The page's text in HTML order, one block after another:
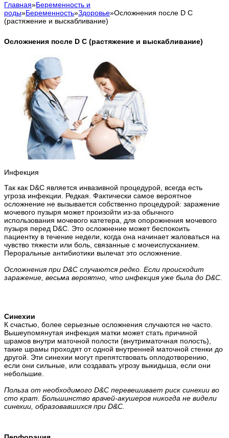
Главная»Беременность и
роды»Беременность»Здоровье»Осложнения после D C
(растяжение и выскабливание)
Осложнения после D C (растяжение и выскабливание)
Инфекция
Так как D&C является инвазивной процедурой, всегда есть
угроза инфекции. Редкая. Фактически самое вероятное
осложнение не вызывается собственно процедурой: заражение
мочевого пузыря может произойти из-за обычного
использования мочевого катетера, для опорожнения мочевого
пузыря перед D&C. Это осложнение может беспокоить
пациентку в течение недели, когда она начинает жаловаться на
чувство тяжести или боль, связанные с мочеиспусканием.
Пероральные антибиотики вылечат это осложнение.
Осложнения при D&C случаются редко. Если происходит
заражение, весьма вероятно, что инфекция уже была до D&C.
Синехии
К счастью, более серьезные осложнения случаются не часто.
Вышеупомянутая инфекция матки может стать причиной
шрамов внутри маточной полости (внутриматочная полость),
такие шрамы проходят от одной внутренней маточной стенки до
другой. Эти синехии могут препятствовать оплодотворению,
если они сильные, или создавать угрозу выкидыша, если они
небольшие.
Польза от необходимого D&C перевешивает риск синехии во
сто крат. Большинство врачей-акушеров никогда не видели
синехии, образовавшихся при D&C.